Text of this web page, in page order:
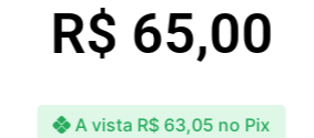
65,00
R$63,05 no Pix